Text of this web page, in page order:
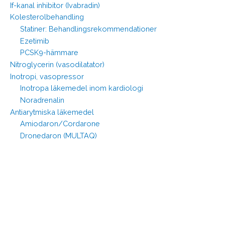
If-kanal inhibitor (Ivabradin)
Kolesterolbehandling
Statiner: Behandlingsrekommendationer
Ezetimib
PCSK9-hämmare
Nitroglycerin (vasodilatator)
Inotropi, vasopressor
Inotropa läkemedel inom kardiologi
Noradrenalin
Antiarytmiska läkemedel
Amiodaron/Cordarone
Dronedaron (MULTAQ)